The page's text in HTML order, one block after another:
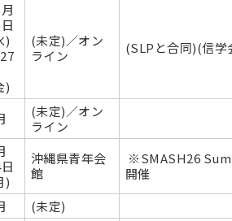
)
)
(未定)／オン
ライン
(SLPと合同)(信
(未定)／オン
ライン
)
沖縄県青年会
館
※SMASH26
開催
(未定)